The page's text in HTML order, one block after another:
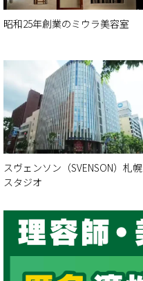
昭和25年創業のミウラ美容室
スヴェンソン（SVENSON）札幌
スタジオ